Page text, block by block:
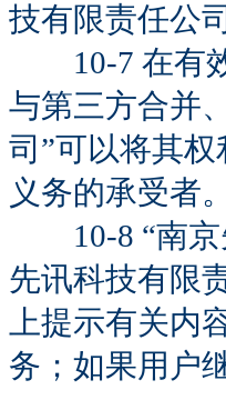
技有限责任公
10-7 在有效
与第三方合并
司”可以将其
义务的承受者。
10-8 “南京
先讯科技有限
上提示有关内
务；如果用户